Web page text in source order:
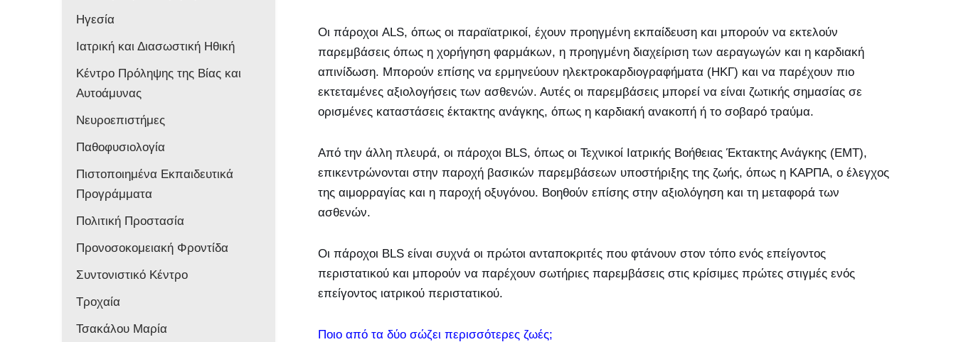
Ηγεσία
Ιατρική και Διασωστική Ηθική
Κέντρο Πρόληψης της Βίας και
Αυτοάμυνας
Νευροεπιστήμες
Παθοφυσιολογία
Πιστοποιημένα Εκπαιδευτικά
Προγράμματα
Πολιτική Προστασία
Προνοσοκομειακή Φροντίδα
Συντονιστικό Κέντρο
Τροχαία
Τσακάλου Μαρία
Οι πάροχοι ALS, όπως οι παραϊατρικοί, έχουν προηγμένη εκπαίδευση και μπορούν να εκτελούν
παρεμβάσεις όπως η χορήγηση φαρμάκων, η προηγμένη διαχείριση των αεραγωγών και η καρδιακή
απινίδωση. Μπορούν επίσης να ερμηνεύουν ηλεκτροκαρδιογραφήματα (ΗΚΓ) και να παρέχουν πιο
εκτεταμένες αξιολογήσεις των ασθενών. Αυτές οι παρεμβάσεις μπορεί να είναι ζωτικής σημασίας σε
ορισμένες καταστάσεις έκτακτης ανάγκης, όπως η καρδιακή ανακοπή ή το σοβαρό τραύμα.
Από την άλλη πλευρά, οι πάροχοι BLS, όπως οι Τεχνικοί Ιατρικής Βοήθειας Έκτακτης Ανάγκης (EMT),
επικεντρώνονται στην παροχή βασικών παρεμβάσεων υποστήριξης της ζωής, όπως η ΚΑΡΠΑ, ο έλεγχος
της αιμορραγίας και η παροχή οξυγόνου. Βοηθούν επίσης στην αξιολόγηση και τη μεταφορά των
ασθενών.
Οι πάροχοι BLS είναι συχνά οι πρώτοι ανταποκριτές που φτάνουν στον τόπο ενός επείγοντος
περιστατικού και μπορούν να παρέχουν σωτήριες παρεμβάσεις στις κρίσιμες πρώτες στιγμές ενός
επείγοντος ιατρικού περιστατικού.
Ποιο από τα δύο σώζει περισσότερες ζωές;